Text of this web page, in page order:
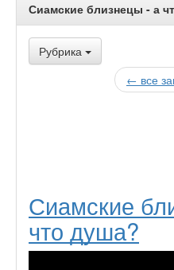
Сиамские близнецы - а
Рубрика
← все
Сиамские
что душа?